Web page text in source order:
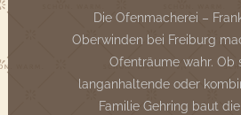
Die Ofenmacherei –
Oberwinden bei Freiburg
Ofenträume wahr. Ob
langanhaltende oder
Familie Gehring baut